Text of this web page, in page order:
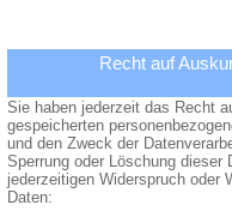
Recht auf
Sie haben jederzeit das Recht
gespeicherten
und den Zweck der
Sperrung oder Löschung dieser
jederzeitigen Widerspruch oder
Daten: